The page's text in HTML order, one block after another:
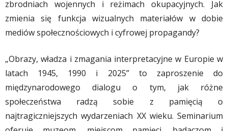
zbrodniach wojennych i reżimach okupacyjnych. Jak
zmienia się funkcja wizualnych materiałów w dobie
mediów społecznościowych i cyfrowej propagandy?
„Obrazy, władza i zmagania interpretacyjne w Europie w
latach 1945, 1990 i 2025” to zaproszenie do
międzynarodowego dialogu o tym, jak różne
społeczeństwa radzą sobie z pamięcią o
najtragiczniejszych wydarzeniach XX wieku. Seminarium